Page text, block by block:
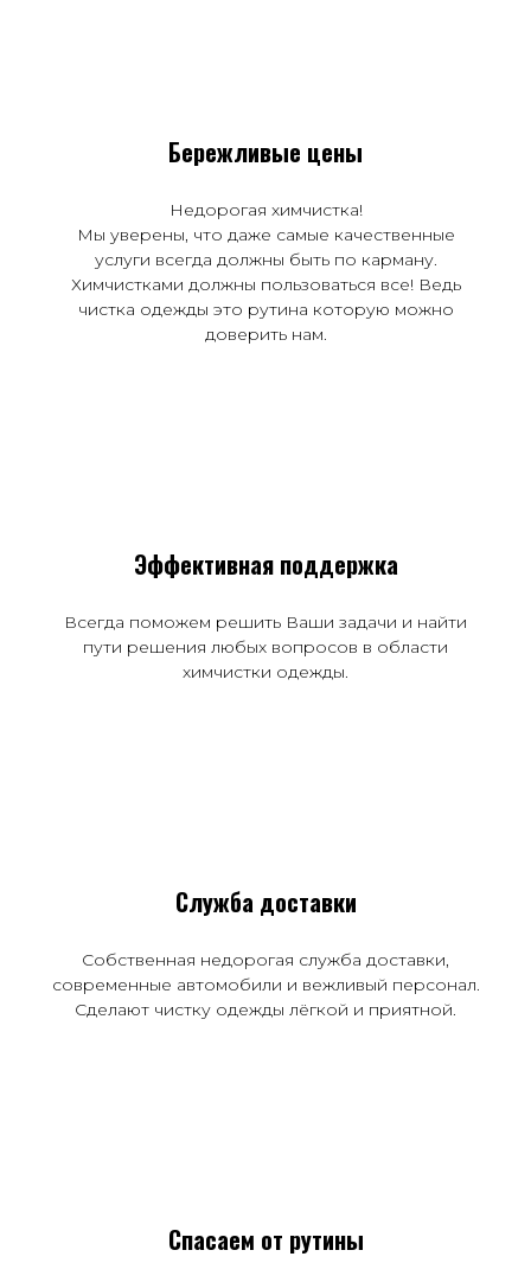
Бережливые цены
Недорогая химчистка!
Мы уверены, что даже самые качественные
услуги всегда должны быть по карману.
Химчистками должны пользоваться все! Ведь
чистка одежды это рутина которую можно
доверить нам.
Эффективная поддержка
Всегда поможем решить Ваши задачи и найти
пути решения любых вопросов в области
химчистки одежды.
Служба доставки
Собственная недорогая служба доставки,
современные автомобили и вежливый персонал.
Сделают чистку одежды лёгкой и приятной.
Спасаем от рутины